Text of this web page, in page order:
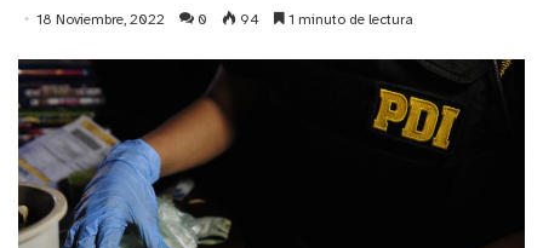
18 Noviembre, 2022 0 94 1 minuto de lectura